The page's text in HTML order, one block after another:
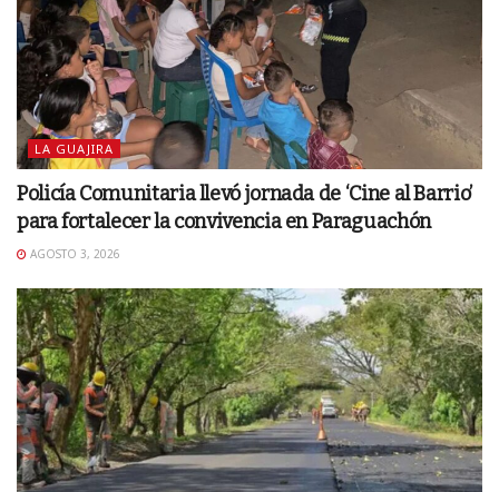
LA GUAJIRA
Policía Comunitaria llevó jornada de ‘Cine al Barrio’
para fortalecer la convivencia en Paraguachón
AGOSTO 3, 2026